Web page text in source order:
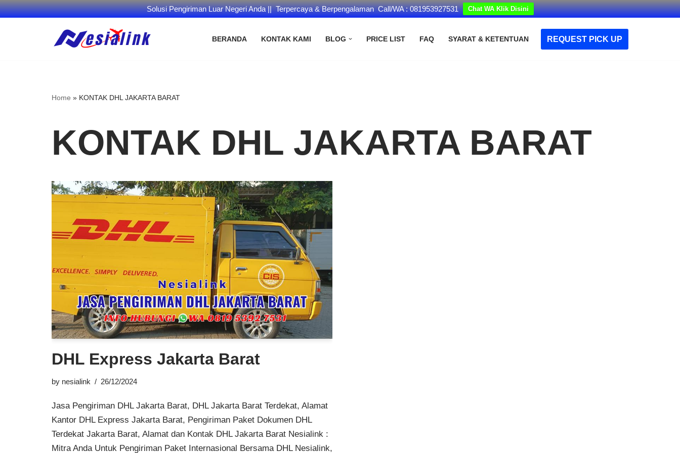
Solusi Pengiriman Luar Negeri Anda || Terpercaya & Berpengalaman Call/WA : 081953927531 Chat WA Klik Disini
BERANDA KONTAK KAMI BLOG PRICE LIST FAQ SYARAT & KETENTUAN REQUEST PICK UP
Home » KONTAK DHL JAKARTA BARAT
KONTAK DHL JAKARTA BARAT
DHL Express Jakarta Barat
by nesialink 26/12/2024
Jasa Pengiriman DHL Jakarta Barat, DHL Jakarta Barat Terdekat, Alamat
Kantor DHL Express Jakarta Barat, Pengiriman Paket Dokumen DHL
Terdekat Jakarta Barat, Alamat dan Kontak DHL Jakarta Barat Nesialink :
Mitra Anda Untuk Pengiriman Paket Internasional Bersama DHL Nesialink,